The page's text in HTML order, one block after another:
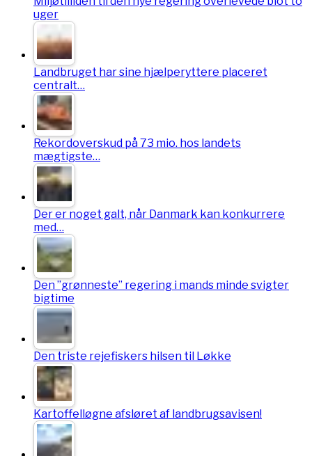
uger
Landbruget har sine hjælperyttere placeret
centralt…
Rekordoverskud på 73 mio. hos landets
mægtigste…
Der er noget galt, når Danmark kan konkurrere
med…
Den ”grønneste” regering i mands minde svigter
bigtime
Den triste rejefiskers hilsen til Løkke
Kartoffelløgne afsløret af landbrugsavisen!